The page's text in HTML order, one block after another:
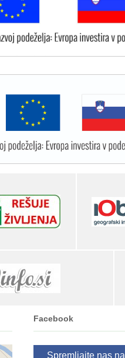
Facebook
Spremljajte nas na